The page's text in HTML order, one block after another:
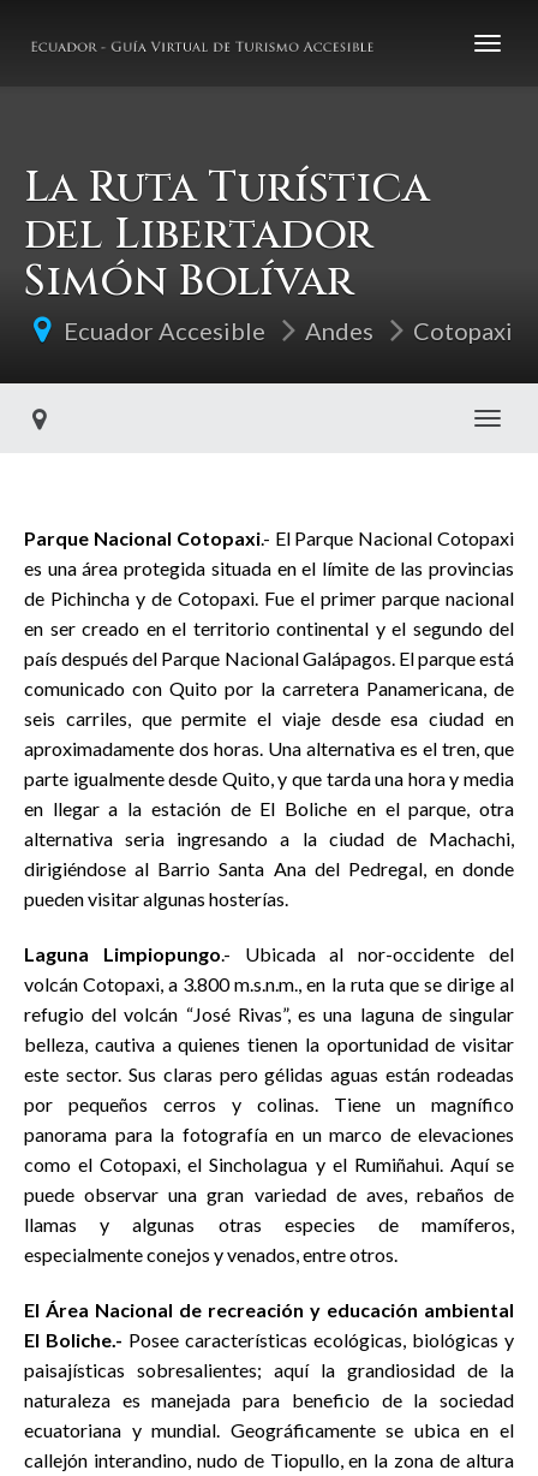
La Ruta Turística
del Libertador
Simón Bolívar
Ecuador Accesible Andes Cotopaxi
Parque Nacional Cotopaxi.- El Parque Nacional Cotopaxi
es una área protegida situada en el límite de las provincias
de Pichincha y de Cotopaxi. Fue el primer parque nacional
en ser creado en el territorio continental y el segundo del
país después del Parque Nacional Galápagos. El parque está
comunicado con Quito por la carretera Panamericana, de
seis carriles, que permite el viaje desde esa ciudad en
aproximadamente dos horas. Una alternativa es el tren, que
parte igualmente desde Quito, y que tarda una hora y media
en llegar a la estación de El Boliche en el parque, otra
alternativa seria ingresando a la ciudad de Machachi,
dirigiéndose al Barrio Santa Ana del Pedregal, en donde
pueden visitar algunas hosterías.
Laguna Limpiopungo .- Ubicada al nor-occidente del
volcán Cotopaxi, a 3.800 m.s.n.m., en la ruta que se dirige al
refugio del volcán “José Rivas”, es una laguna de singular
belleza, cautiva a quienes tienen la oportunidad de visitar
este sector. Sus claras pero gélidas aguas están rodeadas
por pequeños cerros y colinas. Tiene un magnífico
panorama para la fotografía en un marco de elevaciones
como el Cotopaxi, el Sincholagua y el Rumiñahui. Aquí se
puede observar una gran variedad de aves, rebaños de
llamas y algunas otras especies de mamíferos,
especialmente conejos y venados, entre otros.
El Área Nacional de recreación y educación ambiental
El Boliche.- Posee características ecológicas, biológicas y
paisajísticas sobresalientes; aquí la grandiosidad de la
naturaleza es manejada para beneficio de la sociedad
ecuatoriana y mundial. Geográficamente se ubica en el
callejón interandino, nudo de Tiopullo, en la zona de altura